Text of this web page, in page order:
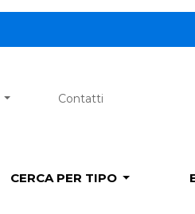
Contatti
CERCA PER TIPO